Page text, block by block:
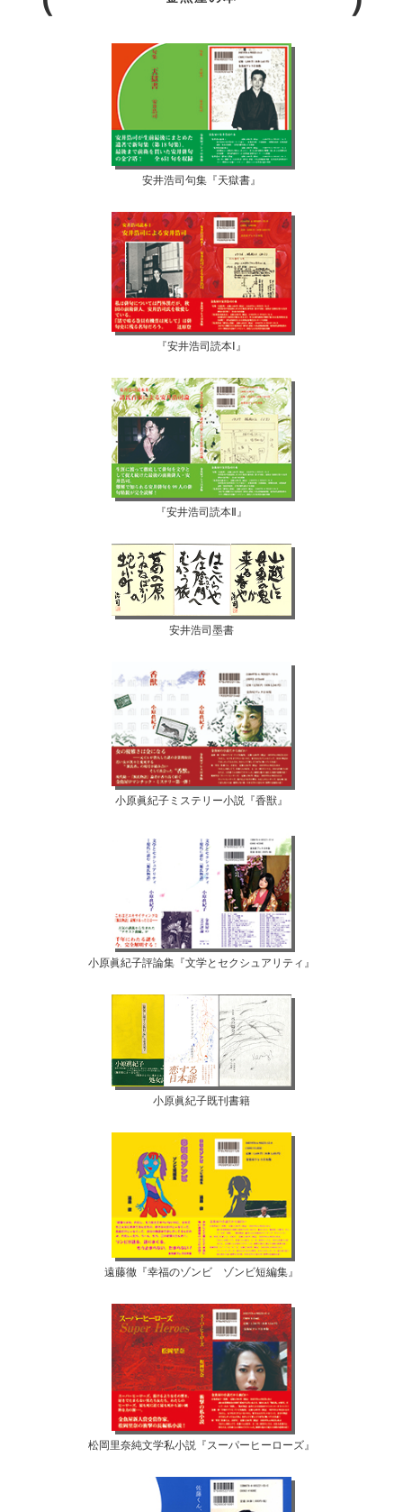
安井浩司句集『天獄書』
『安井浩司読本Ⅰ』
『安井浩司読本Ⅱ』
安井浩司墨書
小原眞紀子ミステリー小説『香獣』
小原眞紀子評論集『文学とセクシュアリティ』
小原眞紀子既刊書籍
遠藤徹『幸福のゾンビ ゾンビ短編集』
松岡里奈純文学私小説『スーパーヒーローズ』